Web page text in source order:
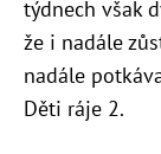
týdnech však
že i nadále
nadále
Děti ráje 2.